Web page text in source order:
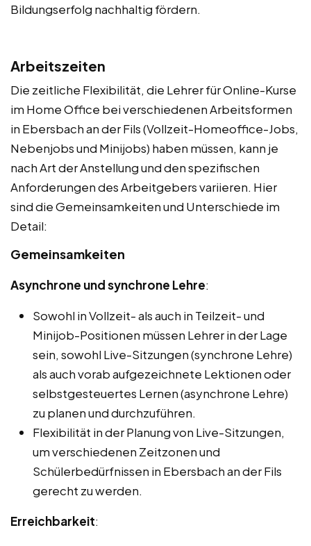
Bildungserfolg nachhaltig fördern.
Arbeitszeiten
Die zeitliche Flexibilität, die Lehrer für Online-Kurse
im Home Office bei verschiedenen Arbeitsformen
in Ebersbach an der Fils (Vollzeit-Homeoffice-Jobs,
Nebenjobs und Minijobs) haben müssen, kann je
nach Art der Anstellung und den spezifischen
Anforderungen des Arbeitgebers variieren. Hier
sind die Gemeinsamkeiten und Unterschiede im
Detail:
Gemeinsamkeiten
Asynchrone und synchrone Lehre:
Sowohl in Vollzeit- als auch in Teilzeit- und
Minijob-Positionen müssen Lehrer in der Lage
sein, sowohl Live-Sitzungen (synchrone Lehre)
als auch vorab aufgezeichnete Lektionen oder
selbstgesteuertes Lernen (asynchrone Lehre)
zu planen und durchzuführen.
Flexibilität in der Planung von Live-Sitzungen,
um verschiedenen Zeitzonen und
Schülerbedürfnissen in Ebersbach an der Fils
gerecht zu werden.
Erreichbarkeit: